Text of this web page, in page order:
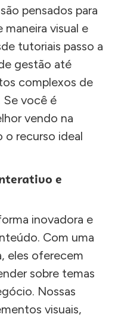
pensados para
visual e
tutoriais passo a
gestão até
complexos de
Se você é
vendo na
o recurso ideal
e
inovadora e
Com uma
eles oferecem
sobre temas
Nossas
visuais,